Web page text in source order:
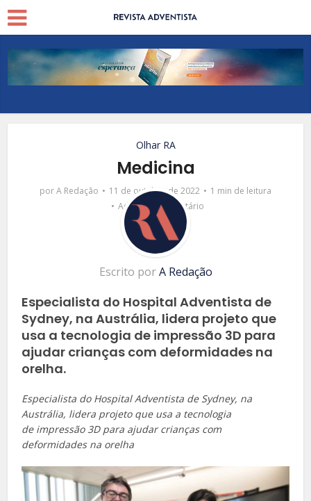
Olhar RA
Medicina
porA Redação 11 de outubro de 2022
1 min de leitura
Adicionar comentário
Escrito porA Redação
Especialista do Hospital Adventista de
Sydney, na Austrália, lidera projeto que
usa a tecnologia de impressão 3D para
ajudar crianças com deformidades na
orelha.
Especialista do Hospital Adventista de Sydney, na
Austrália, lidera projeto que usa a tecnologia
de impressão 3D para ajudar crianças com
deformidades na orelha